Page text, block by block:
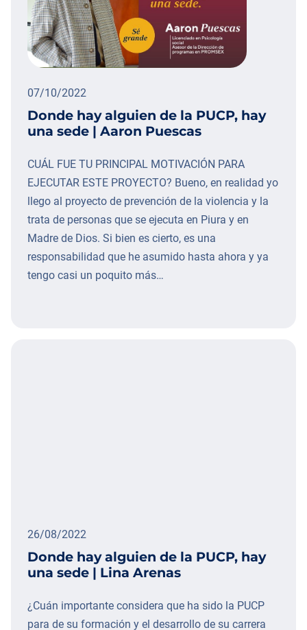
07/10/2022
Donde hay alguien de la PUCP, hay
una sede | Aaron Puescas
CUÁL FUE TU PRINCIPAL MOTIVACIÓN PARA
EJECUTAR ESTE PROYECTO? Bueno, en realidad yo
llego al proyecto de prevención de la violencia y la
trata de personas que se ejecuta en Piura y en
Madre de Dios. Si bien es cierto, es una
responsabilidad que he asumido hasta ahora y ya
tengo casi un poquito más…
26/08/2022
Donde hay alguien de la PUCP, hay
una sede | Lina Arenas
¿Cuán importante considera que ha sido la PUCP
para de su formación y el desarrollo de su carrera